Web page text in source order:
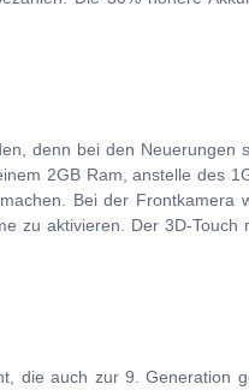
denn bei den Neuerungen
2GB Ram, anstelle des
Bei der Frontkamera
zu aktivieren. Der 3D-Touch
die auch zur 9. Generation